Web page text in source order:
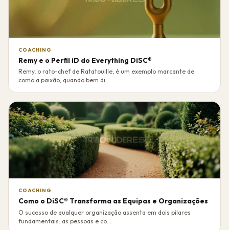
COACHING
Remy e o Perfil iD do Everything DiSC®
Remy, o rato-chef de Ratatouille, é um exemplo marcante de
como a paixão, quando bem di...
COACHING
Como o DiSC® Transforma as Equipas e Organizações
O sucesso de qualquer organização assenta em dois pilares
fundamentais: as pessoas e co...